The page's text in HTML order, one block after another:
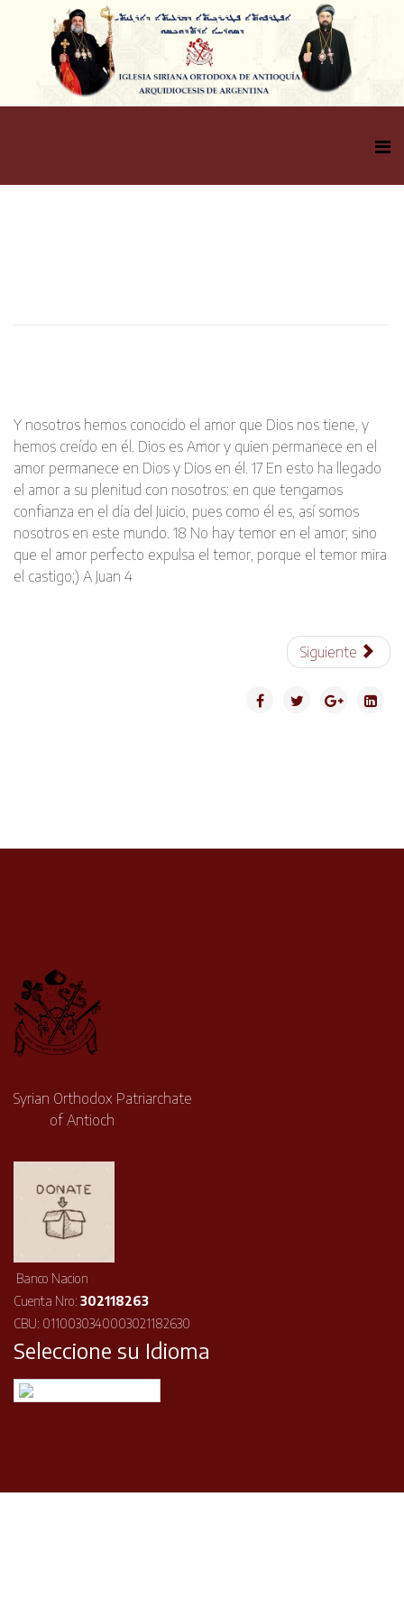
Y nosotros hemos conocido el amor que Dios nos tiene, y
hemos creído en él. Dios es Amor y quien permanece en el
amor permanece en Dios y Dios en él. 17 En esto ha llegado
el amor a su plenitud con nosotros: en que tengamos
confianza en el día del Juicio, pues como él es, así somos
nosotros en este mundo. 18 No hay temor en el amor; sino
que el amor perfecto expulsa el temor, porque el temor mira
el castigo;) A Juan 4
Siguiente
Syrian Orthodox Patriarchate
of Antioch
Banco Nacion
Cuenta Nro: 302118263
CBU: 0110030340003021182630
Seleccione su Idioma